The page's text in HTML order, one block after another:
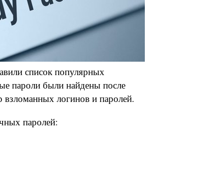
список популярных
пароли были найдены после
взломанных логинов и паролей.
паролей: